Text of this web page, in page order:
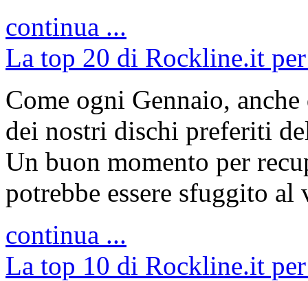
continua ...
La top 20 di Rockline.it
Come ogni Gennaio,
dei nostri dischi preferiti
Un buon momento per
potrebbe essere sfuggito al
continua ...
La top 10 di Rockline.it